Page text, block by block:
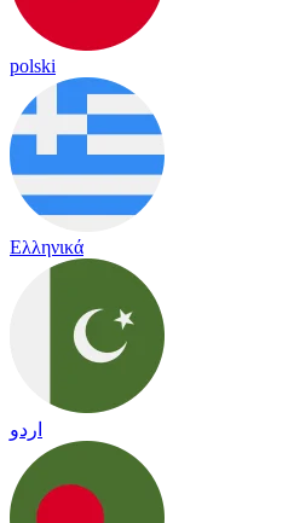
polski
Ελληνικά
اردو